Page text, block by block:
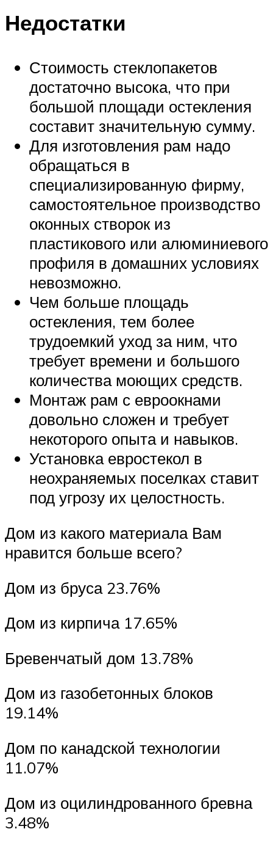
Недостатки
Стоимость стеклопакетов
достаточно высока, что при
большой площади остекления
составит значительную сумму.
Для изготовления рам надо
обращаться в
специализированную фирму,
самостоятельное производство
оконных створок из
пластикового или алюминиевого
профиля в домашних условиях
невозможно.
Чем больше площадь
остекления, тем более
трудоемкий уход за ним, что
требует времени и большого
количества моющих средств.
Монтаж рам с евроокнами
довольно сложен и требует
некоторого опыта и навыков.
Установка евростекол в
неохраняемых поселках ставит
под угрозу их целостность.
Дом из какого материала Вам
нравится больше всего?
Дом из бруса 23.76%
Дом из кирпича 17.65%
Бревенчатый дом 13.78%
Дом из газобетонных блоков
19.14%
Дом по канадской технологии
11.07%
Дом из оцилиндрованного бревна
3.48%